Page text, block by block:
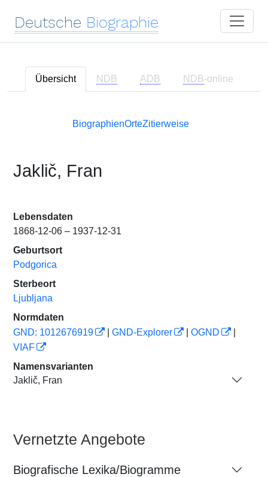
Deutsche Biographie
Übersicht NDB ADB NDB-online
BiographienOrteZitierweise
Jaklič, Fran
Lebensdaten
1868-12-06 – 1937-12-31
Geburtsort
Podgorica
Sterbeort
Ljubljana
Normdaten
GND: 1012676919
GND-Explorer OGND
VIAF
Namensvarianten
Jaklič, Fran
Vernetzte Angebote
Biografische Lexika/Biogramme